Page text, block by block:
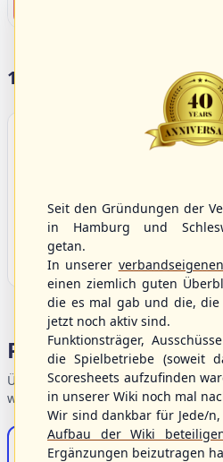
17 Vereine im S/HBV
Bargenstedt
Beavers
Portalbereiche
Übersicht der Verbandsbereiche –
weiterführende Informationen.
S/HBV-Shop
Seit den Gründungen der
in Hamburg und
getan.
In unserer
einen ziemlich guten
die es mal gab und die, die
jetzt noch aktiv sind.
Funktionsträger,
die Spielbetriebe (soweit
Scoresheets aufzufinden
in unserer Wiki noch mal
Wir sind dankbar für Jede/
Aufbau der Wiki
Ergänzungen beizutragen